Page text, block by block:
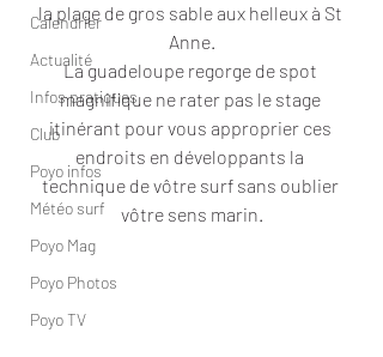
Calendrier
Actualité
Infos pratiques
Club
Poyo infos
Météo surf
Poyo Mag
Poyo Photos
Poyo TV
la plage de gros sable aux helleux à St
Anne.
La guadeloupe regorge de spot
magnifique ne rater pas le stage
itinérant pour vous approprier ces
endroits en développants la
technique de vôtre surf sans oublier
vôtre sens marin.